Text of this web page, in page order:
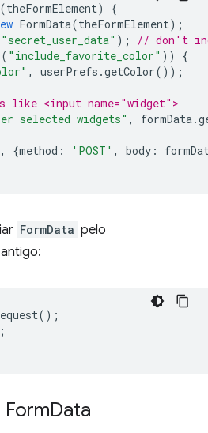
(theFormElement)
{
FormData(theFormElement);
"secret_user_data" );
// don't
( "include_favorite_color" ))
{
, userPrefs .getColor());
<input name="widget">
selected widgets" , formData.
, {method : 'POST' , body :
FormData pelo
();
Data